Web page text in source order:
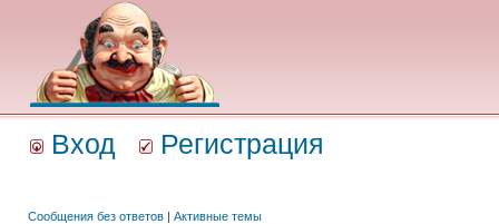
Вход Регистрация
Сообщения без ответов | Активные темы